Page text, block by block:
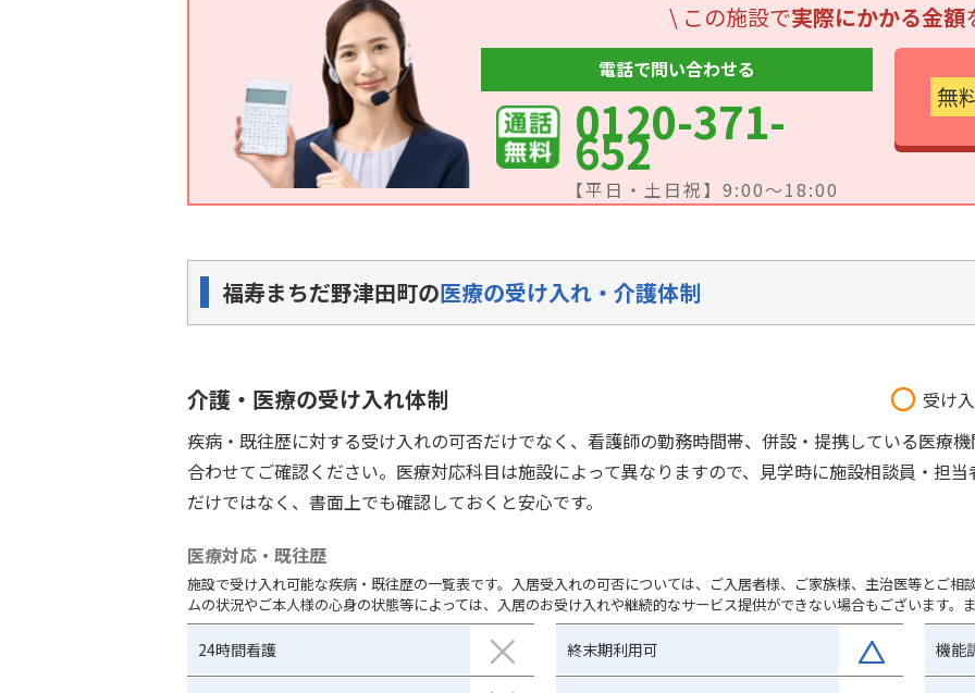
\ この施設で実際にかかる金額
電話で問い合わせる
0120-371-
652
【平日・土日祝】9:00～18:00
無
福寿まちだ野津田町の医療の受け入れ・介護体制
介護・医療の受け入れ体制
受け
疾病・既往歴に対する受け入れの可否だけでなく、看護師の勤務時間帯、併設・提携している医療
合わせてご確認ください。医療対応科目は施設によって異なりますので、見学時に施設相談員・担
だけではなく、書面上でも確認しておくと安心です。
医療対応・既往歴
施設で受け入れ可能な疾病・既往歴の一覧表です。入居受入れの可否については、ご入居者様、ご家族様、主治医等とご
ムの状況やご本人様の心身の状態等によっては、入居のお受け入れや継続的なサービス提供ができない場合もございます。
24時間看護 終末期利用可 機能